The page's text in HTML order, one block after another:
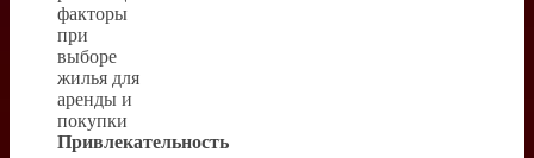
факторы
при
выборе
жилья для
аренды и
покупки
Привлекательность